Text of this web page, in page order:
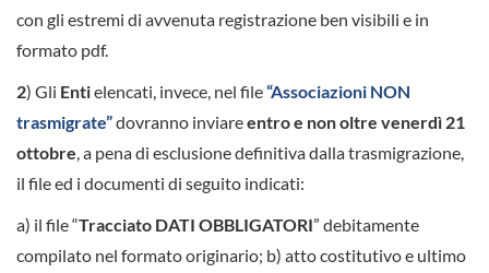
con gli estremi di avvenuta registrazione ben visibili e in
formato pdf.
2) Gli Entielencati, invece, nel file“Associazioni NON
trasmigrate”dovranno inviareentro e non oltre venerdì 21
ottobre , a pena di esclusione definitiva dalla trasmigrazione,
il file ed i documenti di seguito indicati:
a) il file “Tracciato DATI OBBLIGATORI” debitamente
compilato nel formato originario; b) atto costitutivo e ultimo